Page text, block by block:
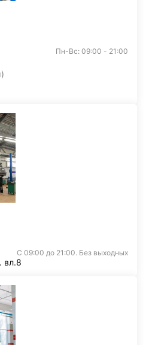
Пн-Вс: 09:00 - 21:00
С 09:00 до 21:00. Без выходных
вл.8